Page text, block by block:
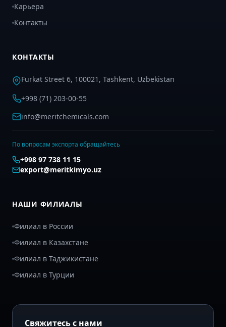
Карьера
Контакты
КОНТАКТЫ
Furkat Street 6, 100021, Tashkent, Uzbekistan
+998 (71) 203-00-55
info@meritchemicals.com
По вопросам экспорта обращайтесь
+998 97 738 11 15
export@meritkimyo.uz
НАШИ ФИЛИАЛЫ
Филиал в России
Филиал в Казахстане
Филиал в Таджикистане
Филиал в Турции
Свяжитесь с нами